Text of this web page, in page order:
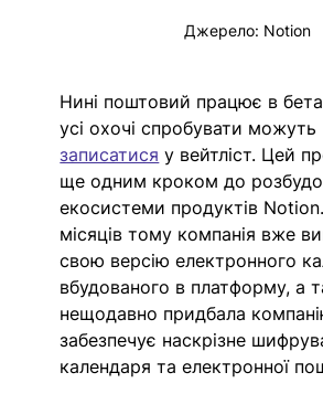
Джерело: Notion
Нині поштовий працює в
усі охочі спробувати можуть
записатися у вейтліст. Цей
ще одним кроком до
екосистеми продуктів
місяців тому компанія вже
свою версію електронного
вбудованого в платформу, а
нещодавно придбала
забезпечує наскрізне
календаря та електронної